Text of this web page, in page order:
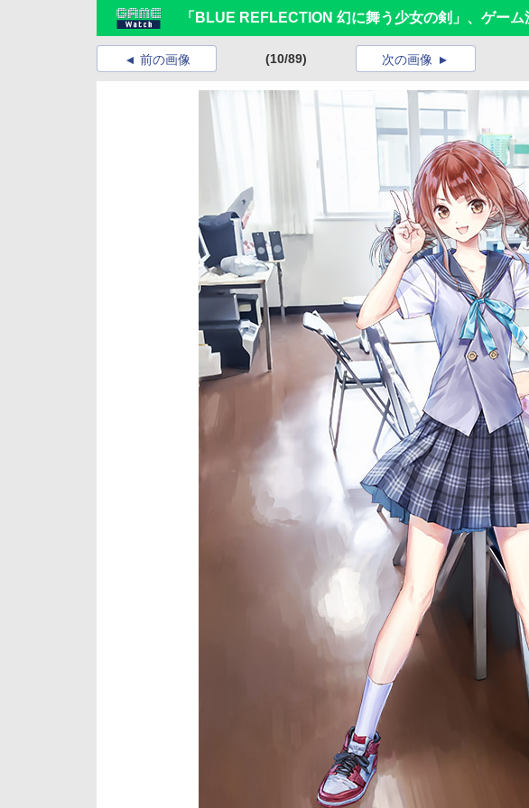
「BLUE REFLECTION 幻に舞う少女の剣」、ゲー
前の画像 (10/89) 次の画像